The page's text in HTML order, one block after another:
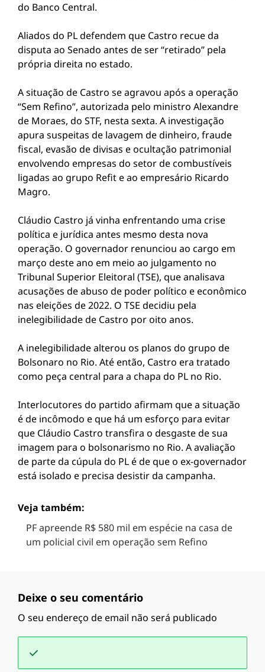
do Banco Central.
Aliados do PL defendem que Castro recue da
disputa ao Senado antes de ser “retirado” pela
própria direita no estado.
A situação de Castro se agravou após a operação
“Sem Refino”, autorizada pelo ministro Alexandre
de Moraes, do STF, nesta sexta. A investigação
apura suspeitas de lavagem de dinheiro, fraude
fiscal, evasão de divisas e ocultação patrimonial
envolvendo empresas do setor de combustíveis
ligadas ao grupo Refit e ao empresário Ricardo
Magro.
Cláudio Castro já vinha enfrentando uma crise
política e jurídica antes mesmo desta nova
operação. O governador renunciou ao cargo em
março deste ano em meio ao julgamento no
Tribunal Superior Eleitoral (TSE), que analisava
acusações de abuso de poder político e econômico
nas eleições de 2022. O TSE decidiu pela
inelegibilidade de Castro por oito anos.
A inelegibilidade alterou os planos do grupo de
Bolsonaro no Rio. Até então, Castro era tratado
como peça central para a chapa do PL no Rio.
Interlocutores do partido afirmam que a situação
é de incômodo e que há um esforço para evitar
que Cláudio Castro transfira o desgaste de sua
imagem para o bolsonarismo no Rio. A avaliação
de parte da cúpula do PL é de que o ex-governador
está isolado e precisa desistir da campanha.
Veja também:
PF apreende R$ 580 mil em espécie na casa de
um policial civil em operação sem Refino
Deixe o seu comentário
O seu endereço de email não será publicado